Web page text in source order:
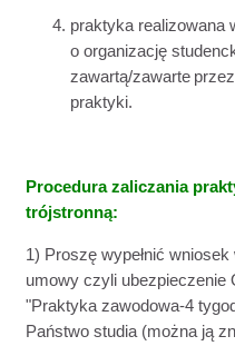
praktyka realizowana
o organizację
zawartą/zawarte
praktyki.
Procedura zaliczania
trójstronną:
1) Proszę wypełnić
umowy czyli ubezpieczenie
"Praktyka zawodowa-4
Państwo studia (można ją